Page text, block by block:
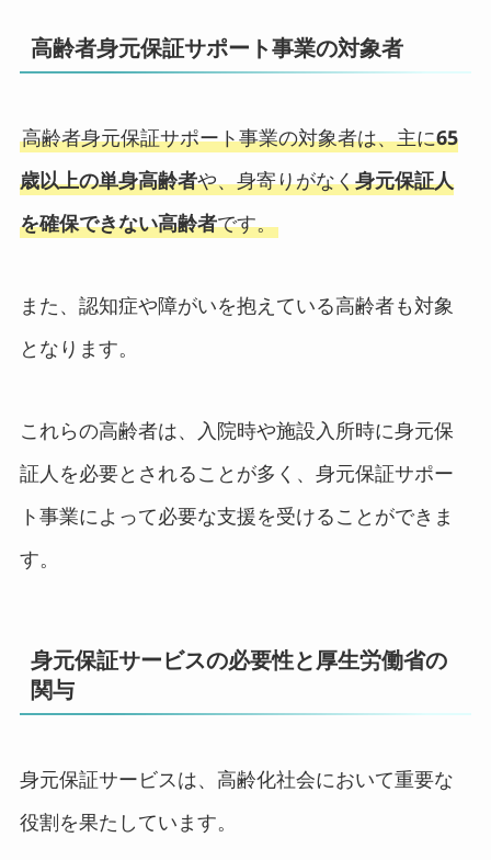
高齢者身元保証サポート事業の対象者
高齢者身元保証サポート事業の対象者は、主に65
歳以上の単身高齢者や、身寄りがなく身元保証人
を確保できない高齢者です。
また、認知症や障がいを抱えている高齢者も対象
となります。
これらの高齢者は、入院時や施設入所時に身元保
証人を必要とされることが多く、身元保証サポー
ト事業によって必要な支援を受けることができま
す。
身元保証サービスの必要性と厚生労働省の
関与
身元保証サービスは、高齢化社会において重要な
役割を果たしています。